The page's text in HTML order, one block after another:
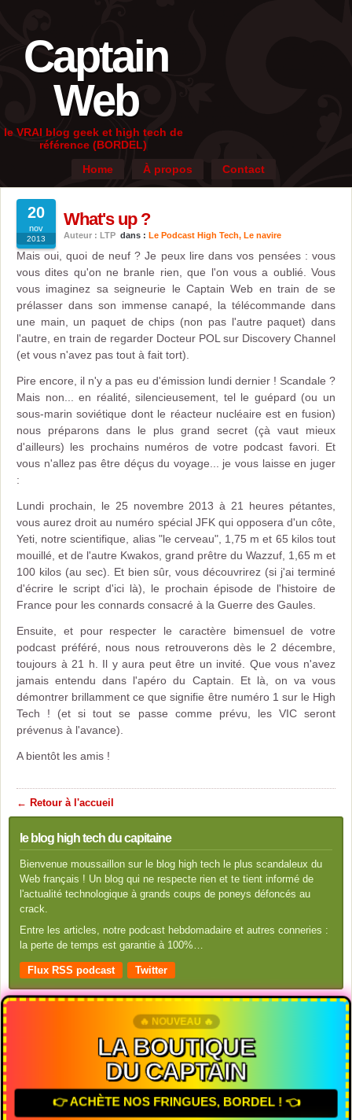
Captain
Web
le VRAI blog geek et high tech de
référence (BORDEL)
Home
À propos Contact
20
nov
2013
What's up ?
Auteur : LTP dans : Le Podcast High Tech, Le navire
Mais oui, quoi de neuf ? Je peux lire dans vos pensées : vous
vous dites qu'on ne branle rien, que l'on vous a oublié. Vous
vous imaginez sa seigneurie le Captain Web en train de se
prélasser dans son immense canapé, la télécommande dans
une main, un paquet de chips (non pas l'autre paquet) dans
l'autre, en train de regarder Docteur POL sur Discovery Channel
(et vous n'avez pas tout à fait tort).
Pire encore, il n'y a pas eu d'émission lundi dernier ! Scandale ?
Mais non... en réalité, silencieusement, tel le guépard (ou un
sous-marin soviétique dont le réacteur nucléaire est en fusion)
nous préparons dans le plus grand secret (çà vaut mieux
d'ailleurs) les prochains numéros de votre podcast favori. Et
vous n'allez pas être déçus du voyage... je vous laisse en juger
:
Lundi prochain, le 25 novembre 2013 à 21 heures pétantes,
vous aurez droit au numéro spécial JFK qui opposera d'un côte,
Yeti, notre scientifique, alias "le cerveau", 1,75 m et 65 kilos tout
mouillé, et de l'autre Kwakos, grand prêtre du Wazzuf, 1,65 m et
100 kilos (au sec). Et bien sûr, vous découvrirez (si j'ai terminé
d'écrire le script d'ici là), le prochain épisode de l'histoire de
France pour les connards consacré à la Guerre des Gaules.
Ensuite, et pour respecter le caractère bimensuel de votre
podcast préféré, nous nous retrouverons dès le 2 décembre,
toujours à 21 h. Il y aura peut être un invité. Que vous n'avez
jamais entendu dans l'apéro du Captain. Et là, on va vous
démontrer brillamment ce que signifie être numéro 1 sur le High
Tech ! (et si tout se passe comme prévu, les VIC seront
prévenus à l'avance).
A bientôt les amis !
← Retour à l'accueil
le blog high tech du capitaine
Bienvenue moussaillon sur le blog high tech le plus scandaleux du
Web français ! Un blog qui ne respecte rien et te tient informé de
l'actualité technologique à grands coups de poneys défoncés au
crack.
Entre les articles, notre podcast hebdomadaire et autres conneries :
la perte de temps est garantie à 100%…
Flux RSS podcast Twitter
🔥 NOUVEAU 🔥
LA BOUTIQUE
DU CAPTAIN
👉 ACHÈTE NOS FRINGUES, BORDEL ! 👈